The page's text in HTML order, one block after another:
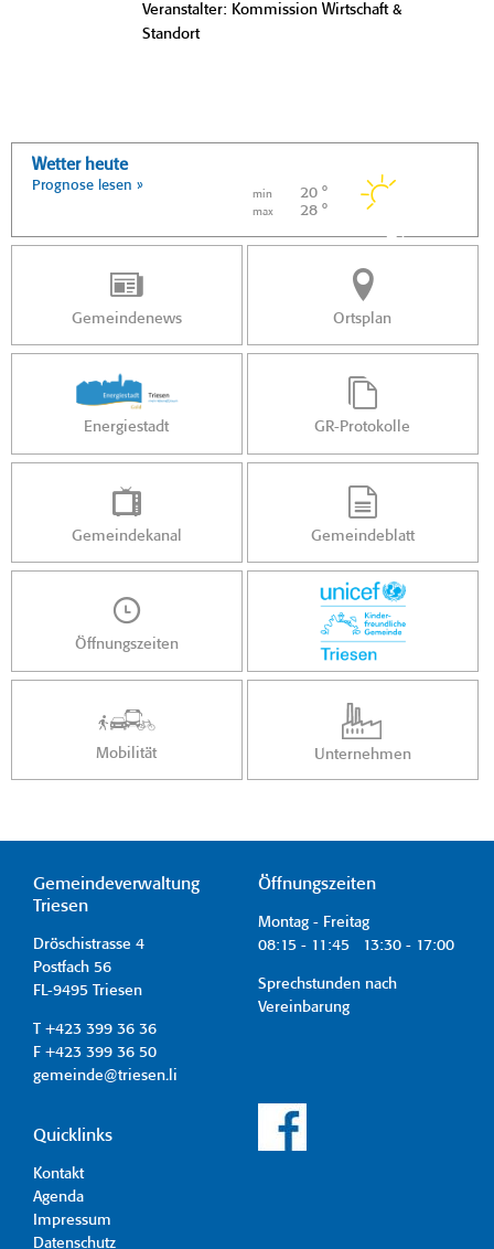
Veranstalter: Kommission Wirtschaft &
Standort
Wetter heute
Prognose lesen »
min 20 °
max 28 °
Gemeindenews Ortsplan
Energiestadt GR-Protokolle
Gemeindekanal Gemeindeblatt
Öffnungszeiten
Mobilität Unternehmen
Gemeindeverwaltung
Triesen
Dröschistrasse 4
Postfach 56
FL-9495 Triesen
T +423 399 36 36
F +423 399 36 50
gemeinde@triesen.li
Öffnungszeiten
Montag - Freitag
08:15 - 11:45 13:30 - 17:00
Sprechstunden nach
Vereinbarung
Quicklinks
Kontakt
Agenda
Impressum
Datenschutz